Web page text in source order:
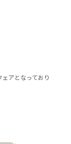
アとなっており